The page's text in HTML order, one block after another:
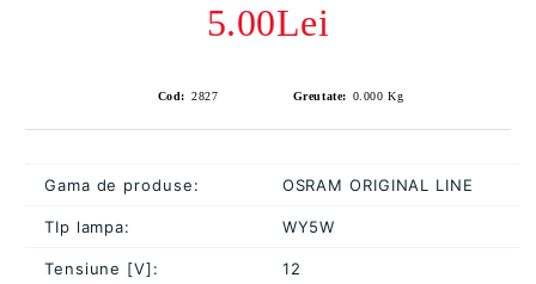
5.00Lei
Cod: 2827 Greutate: 0.000 Kg
Gama de produse: OSRAM ORIGINAL LINE
TIp lampa: WY5W
Tensiune [V]: 12